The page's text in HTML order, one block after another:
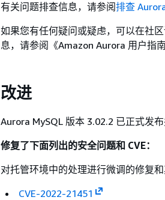
有关问题排查信息，请参阅排查
如果您有任何疑问或疑虑，可以在社
息，请参阅《Amazon Aurora 用户指南
改进
Aurora MySQL 版本 3.02.2 已正式发
修复了下面列出的安全问题和 CVE：
对托管环境中的处理进行微调的修复
CVE-2022-21451